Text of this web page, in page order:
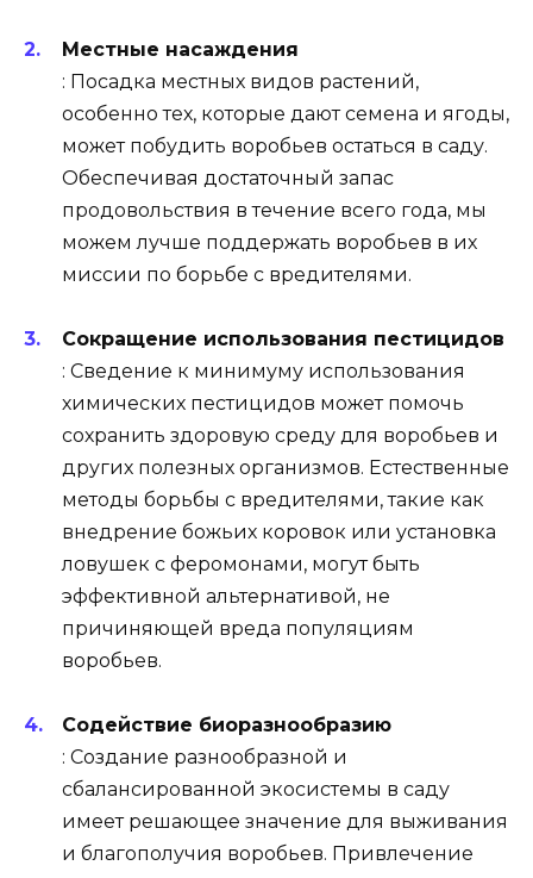
Местные насаждения
: Посадка местных видов растений,
особенно тех, которые дают семена и ягоды,
может побудить воробьев остаться в саду.
Обеспечивая достаточный запас
продовольствия в течение всего года, мы
можем лучше поддержать воробьев в их
миссии по борьбе с вредителями.
Сокращение использования пестицидов
: Сведение к минимуму использования
химических пестицидов может помочь
сохранить здоровую среду для воробьев и
других полезных организмов. Естественные
методы борьбы с вредителями, такие как
внедрение божьих коровок или установка
ловушек с феромонами, могут быть
эффективной альтернативой, не
причиняющей вреда популяциям
воробьев.
Содействие биоразнообразию
: Создание разнообразной и
сбалансированной экосистемы в саду
имеет решающее значение для выживания
и благополучия воробьев. Привлечение